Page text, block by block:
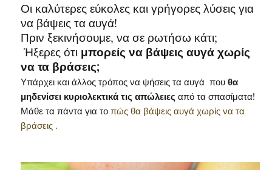
Οι καλύτερες εύκολες και γρήγορες λύσεις για
να βάψεις τα αυγά!
Πριν ξεκινήσουμε, να σε ρωτήσω κάτι;
Ήξερες ότι μπορείς να βάψεις αυγά χωρίς
να τα βράσεις;
Υπάρχει και άλλος τρόπος να ψήσεις τα αυγά που θα
μηδενίσει κυριολεκτικά τις απώλειες από τα σπασίματα!
Μάθε τα πάντα για το πώς θα βάψεις αυγά χωρίς να τα
βράσεις .